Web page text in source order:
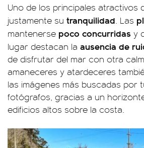
Uno de los principales atractivos
justamente su tranquilidad. Las
mantenerse poco concurridas y
lugar destacan la ausencia de
de disfrutar del mar con otra
amaneceres y atardeceres
las imágenes más buscadas por
fotógrafos, gracias a un
edificios altos sobre la costa.